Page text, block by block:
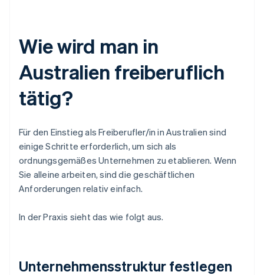
Wie wird man in
Australien freiberuflich
tätig?
Für den Einstieg als Freiberufler/in in Australien sind
einige Schritte erforderlich, um sich als
ordnungsgemäßes Unternehmen zu etablieren. Wenn
Sie alleine arbeiten, sind die geschäftlichen
Anforderungen relativ einfach.
In der Praxis sieht das wie folgt aus.
Unternehmensstruktur festlegen